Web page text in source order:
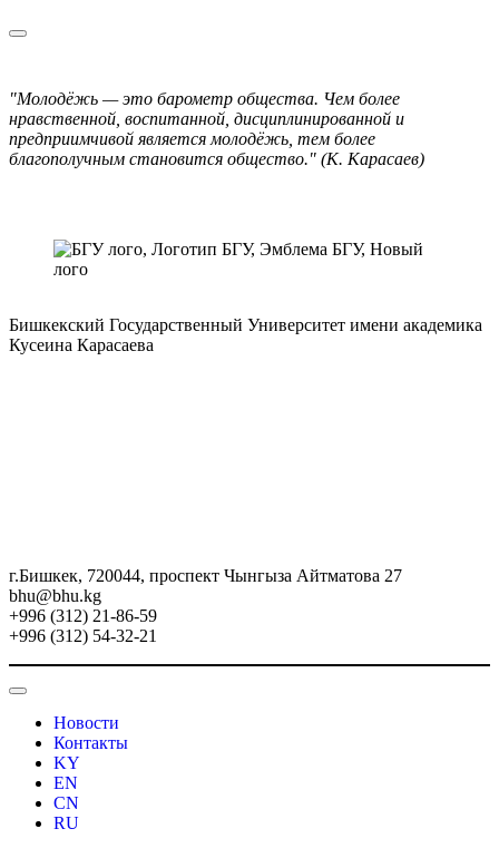
"Молодёжь — это барометр общества. Чем более
нравственной, воспитанной, дисциплинированной и
предприимчивой является молодёжь, тем более
благополучным становится общество." (К. Карасаев)
Бишкекский Государственный Университет имени академика
Кусеина Карасаева
г.Бишкек, 720044, проспект Чынгыза Айтматова 27
bhu@bhu.kg
+996 (312) 21-86-59
+996 (312) 54-32-21
Новости
Контакты
KY
EN
CN
RU